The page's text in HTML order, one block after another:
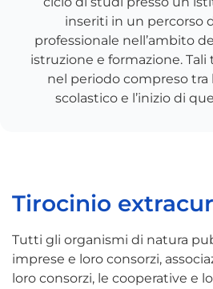
inseriti in un percorso
professionale nell’ambito
istruzione e formazione.
nel periodo compreso tra
scolastico e l’inizio di
Tirocinio
Tutti gli organismi di natura
imprese e loro consorzi,
loro consorzi, le cooperative e